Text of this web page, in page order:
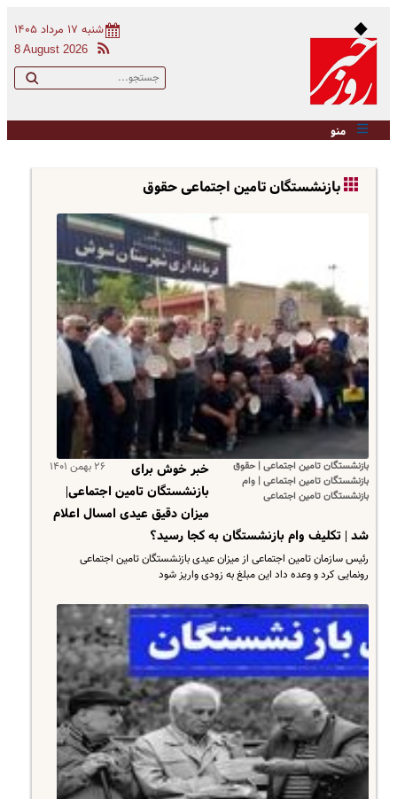
شنبه ۱۷ مرداد ۱۴۰۵
8 August 2026
منو
بازنشستگان تامین اجتماعی حقوق
بازنشستگان تامین اجتماعی | حقوق
بازنشستگان تامین اجتماعی | وام
بازنشستگان تامین اجتماعی
۲۶ بهمن ۱۴۰۱
خبر خوش برای
بازنشستگان تامین اجتماعی|
میزان دقیق عیدی امسال اعلام
شد | تکلیف وام بازنشستگان به کجا رسید؟
رئیس سازمان تامین اجتماعی از میزان عیدی بازنشستگان تامین اجتماعی
رونمایی کرد و وعده داد این مبلغ به زودی واریز شود